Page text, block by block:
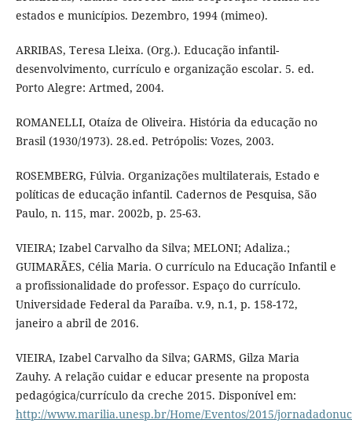
estados e municípios. Dezembro, 1994 (mimeo).
ARRIBAS, Teresa Lleixa. (Org.). Educação infantil-
desenvolvimento, currículo e organização escolar. 5. ed.
Porto Alegre: Artmed, 2004.
ROMANELLI, Otaíza de Oliveira. História da educação no
Brasil (1930/1973). 28.ed. Petrópolis: Vozes, 2003.
ROSEMBERG, Fúlvia. Organizações multilaterais, Estado e
políticas de educação infantil. Cadernos de Pesquisa, São
Paulo, n. 115, mar. 2002b, p. 25-63.
VIEIRA; Izabel Carvalho da Silva; MELONI; Adaliza.;
GUIMARÃES, Célia Maria. O currículo na Educação Infantil e
a profissionalidade do professor. Espaço do currículo.
Universidade Federal da Paraíba. v.9, n.1, p. 158-172,
janeiro a abril de 2016.
VIEIRA, Izabel Carvalho da Silva; GARMS, Gilza Maria
Zauhy. A relação cuidar e educar presente na proposta
pedagógica/currículo da creche 2015. Disponível em:
http://www.marilia.unesp.br/Home/Eventos/2015/